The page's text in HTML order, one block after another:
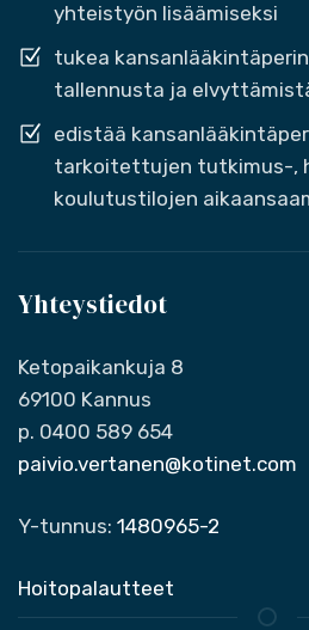
yhteistyön lisäämiseksi
tukea
tallennusta ja
edistää
tarkoitettujen tutkimus-,
koulutustilojen
Yhteystiedot
Ketopaikankuja 8
69100 Kannus
p. 0400 589 654
paivio.vertanen@kotinet.com
Y-tunnus: 1480965-2
Hoitopalautteet